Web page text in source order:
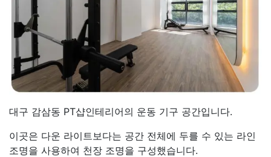
대구 감삼동 PT샵인테리어의 운동 기구 공간입니다.
이곳은 다운 라이트보다는 공간 전체에 두를 수 있는 라인
조명을 사용하여 천장 조명을 구성했습니다.